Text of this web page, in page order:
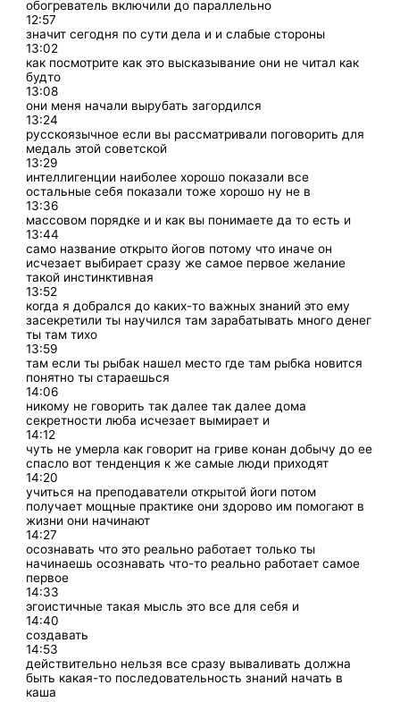
обогреватель включили до параллельно
12:57
значит сегодня по сути дела и и слабые стороны
13:02
как посмотрите как это высказывание они не читал как
будто
13:08
они меня начали вырубать загордился
13:24
русскоязычное если вы рассматривали поговорить для
медаль этой советской
13:29
интеллигенции наиболее хорошо показали все
остальные себя показали тоже хорошо ну не в
13:36
массовом порядке и и как вы понимаете да то есть и
13:44
само название открыто йогов потому что иначе он
исчезает выбирает сразу же самое первое желание
такой инстинктивная
13:52
когда я добрался до каких-то важных знаний это ему
засекретили ты научился там зарабатывать много денег
ты там тихо
13:59
там если ты рыбак нашел место где там рыбка новится
понятно ты стараешься
14:06
никому не говорить так далее так далее дома
секретности люба исчезает вымирает и
14:12
чуть не умерла как говорит на гриве конан добычу до ее
спасло вот тенденция к же самые люди приходят
14:20
учиться на преподаватели открытой йоги потом
получает мощные практике они здорово им помогают в
жизни они начинают
14:27
осознавать что это реально работает только ты
начинаешь осознавать что-то реально работает самое
первое
14:33
эгоистичные такая мысль это все для себя и
14:40
создавать
14:53
действительно нельзя все сразу вываливать должна
быть какая-то последовательность знаний начать в
каша